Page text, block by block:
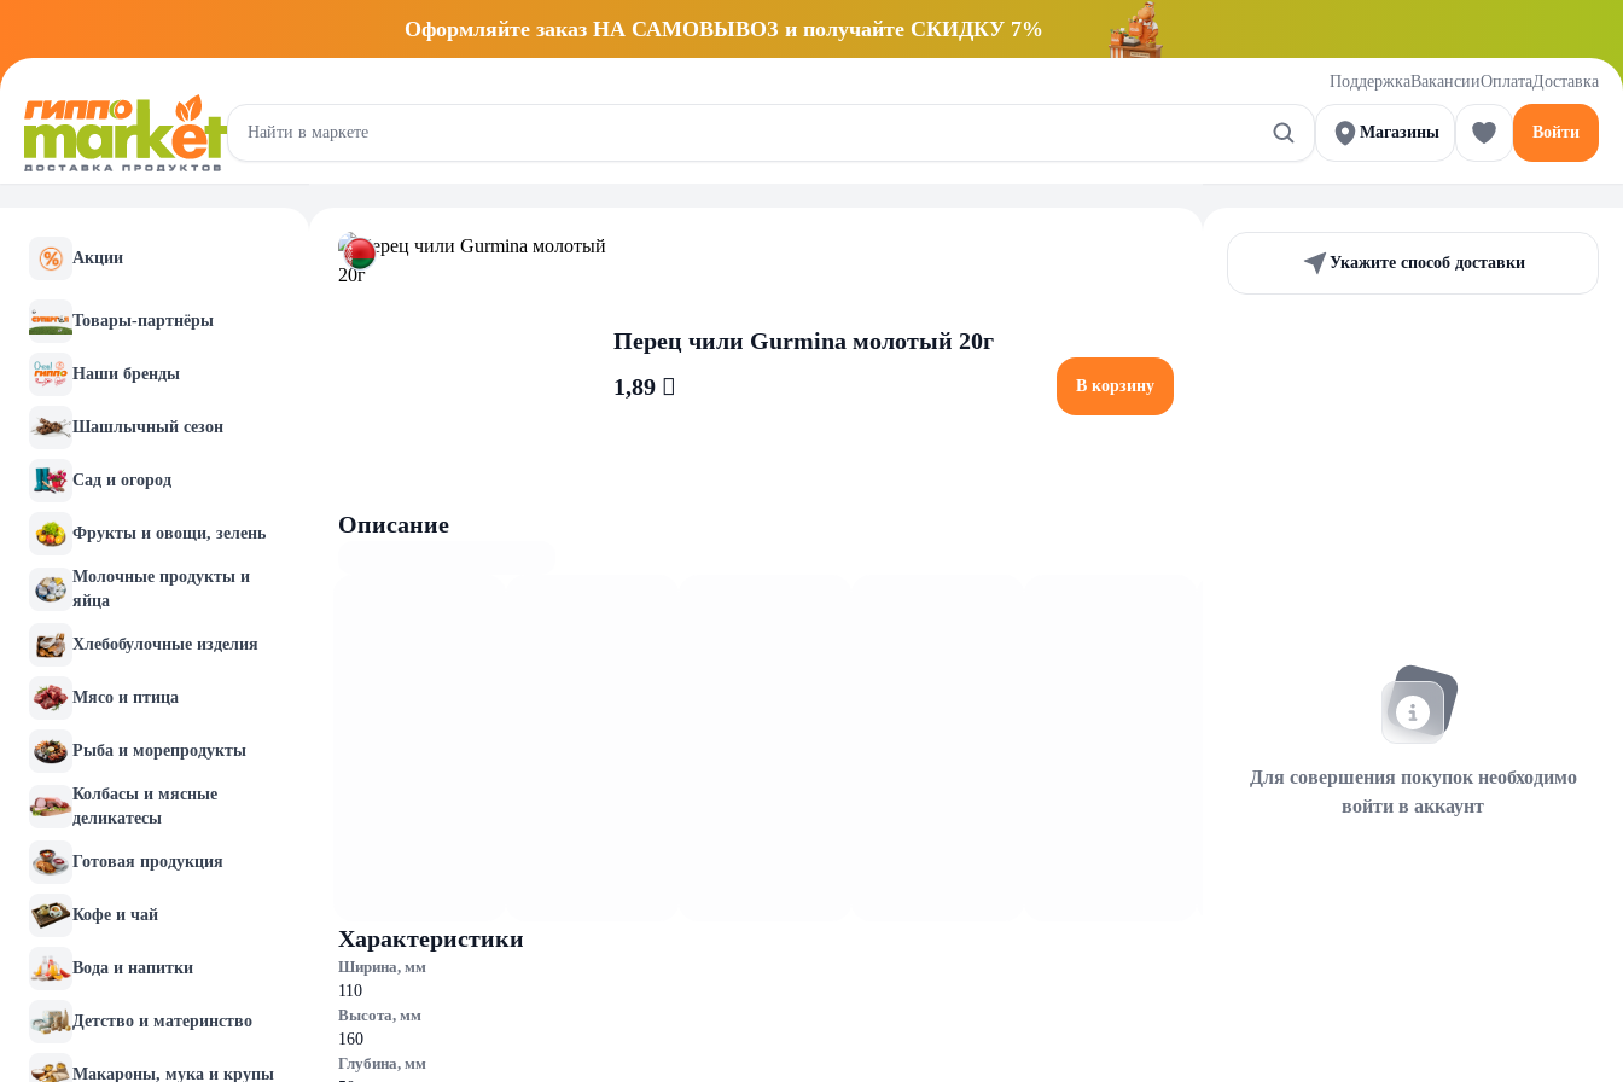
Оформляйте заказ НА САМОВЫВОЗ и получайте СКИДКУ 7%
ПоддержкаВакансииОплатаДоставка
Магазины Войти
Акции
Товары-партнёры
Наши бренды
Шашлычный сезон
Сад и огород
Фрукты и овощи, зелень
Молочные продукты и
яйца
Хлебобулочные изделия
Мясо и птица
Рыба и морепродукты
Колбасы и мясные
деликатесы
Готовая продукция
Кофе и чай
Вода и напитки
Детство и материнство
Макароны, мука и крупы
Перец чили Gurmina молотый 20г
1,89 
В корзину
Описание
Характеристики
Ширина, мм
110
Высота, мм
160
Глубина, мм
Укажите способ доставки
Для совершения покупок необходимо
войти в аккаунт